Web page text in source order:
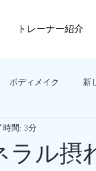
トレーナー紹介
ボディメイク 新
ル摂
時間: 3分